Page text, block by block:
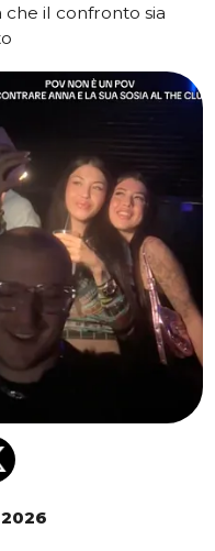
che il confronto sia
2026